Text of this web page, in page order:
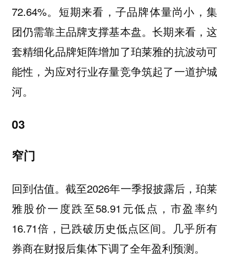
72.64%。短期来看，子品牌体量尚小，集
团仍需靠主品牌支撑基本盘。长期来看，这
套精细化品牌矩阵增加了珀莱雅的抗波动可
能性，为应对行业存量竞争筑起了一道护城
河。
03
窄门
回到估值。截至2026年一季报披露后，珀莱
雅股价一度跌至58.91元低点，市盈率约
16.71倍，已跌破历史低点区间。几乎所有
券商在财报后集体下调了全年盈利预测。